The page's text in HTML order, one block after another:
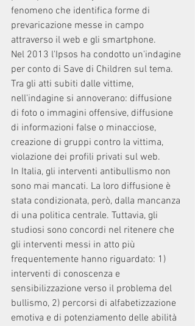
fenomeno che identifica forme di
prevaricazione messe in campo
attraverso il web e gli smartphone.
Nel 2013 l'Ipsos ha condotto un'indagine
per conto di Save di Children sul tema.
Tra gli atti subiti dalle vittime,
nell'indagine si annoverano: diffusione
di foto o immagini offensive, diffusione
di informazioni false o minacciose,
creazione di gruppi contro la vittima,
violazione dei profili privati sul web.
In Italia, gli interventi antibullismo non
sono mai mancati. La loro diffusione è
stata condizionata, però, dalla mancanza
di una politica centrale. Tuttavia, gli
studiosi sono concordi nel ritenere che
gli interventi messi in atto più
frequentemente hanno riguardato: 1)
interventi di conoscenza e
sensibilizzazione verso il problema del
bullismo, 2) percorsi di alfabetizzazione
emotiva e di potenziamento delle abilità